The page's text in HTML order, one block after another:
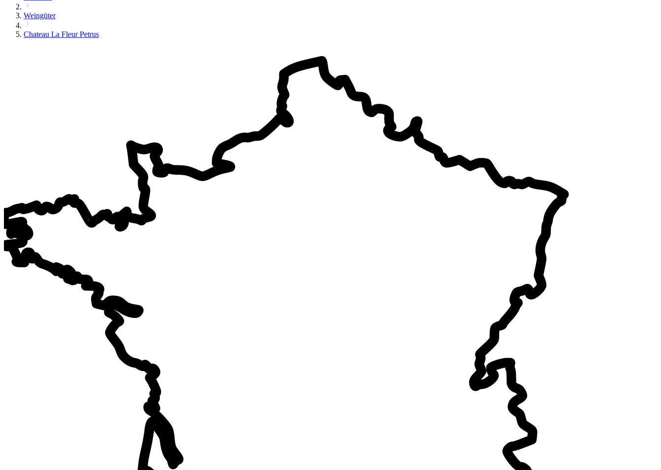
Weingüter
Chateau La Fleur Petrus